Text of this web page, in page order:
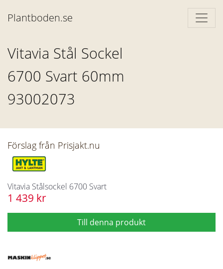
Plantboden.se
Vitavia Stål Sockel
6700 Svart 60mm
93002073
Förslag från Prisjakt.nu
Vitavia Stålsockel 6700 Svart
1 439 kr